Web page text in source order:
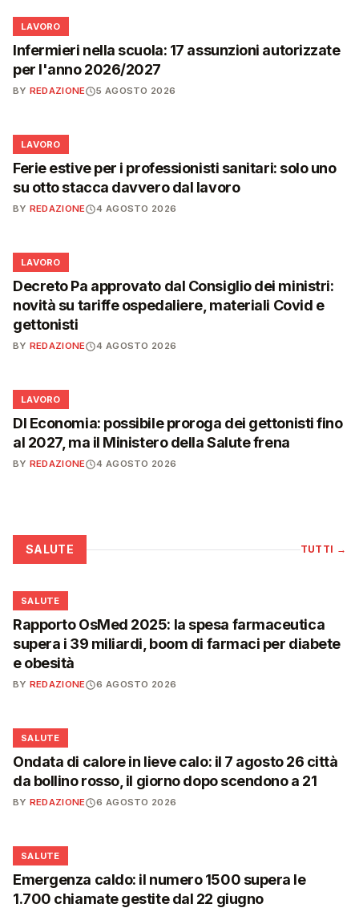
💼
LAVORO
Infermieri nella scuola: 17 assunzioni autorizzate
per l'anno 2026/2027
BY REDAZIONE 5 AGOSTO 2026
💼
LAVORO
Ferie estive per i professionisti sanitari: solo uno
su otto stacca davvero dal lavoro
BY REDAZIONE 4 AGOSTO 2026
💼
LAVORO
Decreto Pa approvato dal Consiglio dei ministri:
novità su tariffe ospedaliere, materiali Covid e
gettonisti
BY REDAZIONE 4 AGOSTO 2026
💼
LAVORO
Dl Economia: possibile proroga dei gettonisti fino
al 2027, ma il Ministero della Salute frena
BY REDAZIONE 4 AGOSTO 2026
SALUTE TUTTI →
❤️
SALUTE
Rapporto OsMed 2025: la spesa farmaceutica
supera i 39 miliardi, boom di farmaci per diabete
e obesità
BY REDAZIONE 6 AGOSTO 2026
❤️
SALUTE
Ondata di calore in lieve calo: il 7 agosto 26 città
da bollino rosso, il giorno dopo scendono a 21
BY REDAZIONE 6 AGOSTO 2026
❤️
SALUTE
Emergenza caldo: il numero 1500 supera le
1.700 chiamate gestite dal 22 giugno